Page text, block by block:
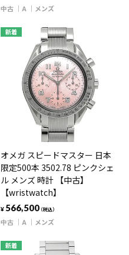
中古 A メンズ
新着
オメガ スピードマスター 日本
限定500本 3502.78 ピンクシェ
ル メンズ 時計 【中古】
【wristwatch】
¥ 566,500（税込）
中古 A メンズ
新着